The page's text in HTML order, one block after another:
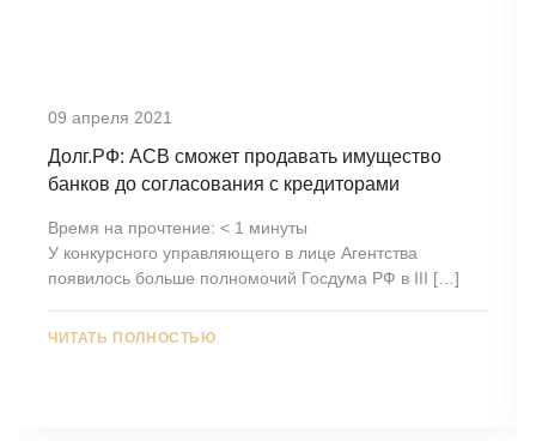
09 апреля 2021
Долг.РФ: АСВ сможет продавать имущество
банков до согласования с кредиторами
Время на прочтение: < 1 минуты
У конкурсного управляющего в лице Агентства
появилось больше полномочий Госдума РФ в III […]
ЧИТАТЬ ПОЛНОСТЬЮ